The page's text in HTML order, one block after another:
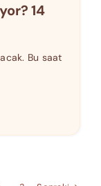
14
Bu saat